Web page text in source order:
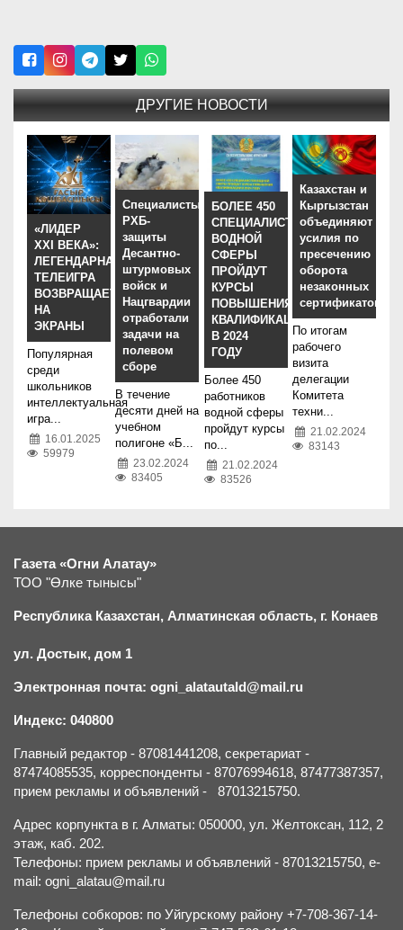
ДРУГИЕ НОВОСТИ
«ЛИДЕР
XXI ВЕКА»:
ЛЕГЕНДАРНАЯ
ТЕЛЕИГРА
ВОЗВРАЩАЕТСЯ
НА
ЭКРАНЫ
Популярная
среди
школьников
интеллектуальная
игра...
16.01.2025
59979
Специалисты
РХБ-
защиты
Десантно-
штурмовых
войск и
Нацгвардии
отработали
задачи на
полевом
сборе
В течение
десяти дней на
учебном
полигоне «Б...
23.02.2024
83405
БОЛЕЕ 450
СПЕЦИАЛИСТОВ
ВОДНОЙ
СФЕРЫ
ПРОЙДУТ
КУРСЫ
ПОВЫШЕНИЯ
КВАЛИФИКАЦИИ
В 2024
ГОДУ
Более 450
работников
водной сферы
пройдут курсы
по...
21.02.2024
83526
Казахстан и
Кыргызстан
объединяют
усилия по
пресечению
оборота
незаконных
сертификатов
По итогам
рабочего
визита
делегации
Комитета
техни...
21.02.2024
83143
Газета «Огни Алатау»
ТОО "Өлке тынысы"
Республика Казахстан, Алматинская область, г. Конаев
ул. Достык, дом 1
Электронная почта: ogni_alatautald@mail.ru
Индекс: 040800
Главный редактор - 87081441208, секретариат -
87474085535, корреспонденты - 87076994618, 87477387357,
прием рекламы и объявлений - 87013215750.
Адрес корпункта в г. Алматы: 050000, ул. Желтоксан, 112, 2
этаж, каб. 202.
Телефоны: прием рекламы и объявлений - 87013215750, e-
mail: ogni_alatau@mail.ru
Телефоны собкоров: по Уйгурскому району +7-708-367-14-